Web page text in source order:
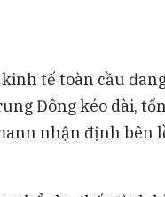
tế toàn cầu
Đông kéo dài,
nhận định bên